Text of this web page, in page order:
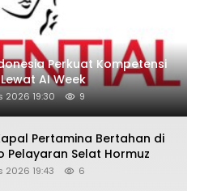
Perkuat Kompetensi
AI Week
2026 19:30 9
Pertamina Bertahan di
Pelayaran Selat Hormuz
2026 19:43 6